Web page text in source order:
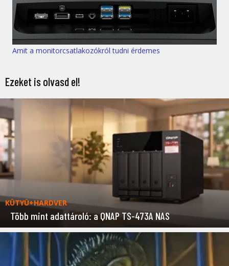
Amit a monitorcsatlakozókról tudni érdemes
Ezeket is olvasd el!
KÜTYÜ+HARDVER
Több mint adattároló: a QNAP TS-473A NAS